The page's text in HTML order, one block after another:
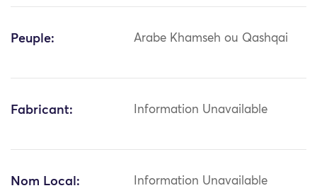
Peuple: Arabe Khamseh ou Qashqai
Fabricant: Information Unavailable
Nom Local: Information Unavailable